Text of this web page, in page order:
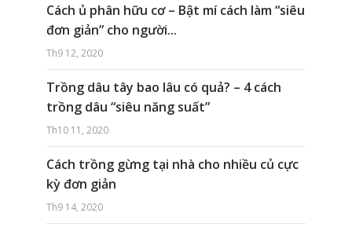
Cách ủ phân hữu cơ – Bật mí cách làm “siêu
đơn giản” cho người...
Th9 12, 2020
Trồng dâu tây bao lâu có quả? – 4 cách
trồng dâu “siêu năng suất”
Th10 11, 2020
Cách trồng gừng tại nhà cho nhiều củ cực
kỳ đơn giản
Th9 14, 2020